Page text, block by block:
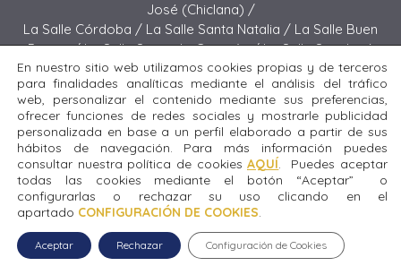
José (Chiclana) /
La Salle Córdoba / La Salle Santa Natalia / La Salle Buen
Pastor /La Salle Sagrado Corazón /La Salle San José
(Jerez) / La Salle El Carmen (Melilla) /
La Salle Buen Consejo /La Salle El Carmen (San Fernando) /
La Salle San Francisco /La Salle Felipe Benito /La Salle La
Purísima
Todos los derechos reservados. Diseñado y desarrollado
por el equipo T.I.C. del Sector Andalucía © 2024 La Salle San
Fco. Javier Virlecha.
Aviso legal Política de privacidad|Política de cookies
En nuestro sitio web utilizamos cookies propias y de terceros
para finalidades analíticas mediante el análisis del tráfico
web, personalizar el contenido mediante sus preferencias,
ofrecer funciones de redes sociales y mostrarle publicidad
personalizada en base a un perfil elaborado a partir de sus
hábitos de navegación. Para más información puedes
consultar nuestra política de cookiesAQUÍ. Puedes aceptar
todas las cookies mediante el botón “Aceptar” o
configurarlas o rechazar su uso clicando en el
apartado CONFIGURACIÓN DE COOKIES.
Aceptar Rechazar Configuración de Cookies